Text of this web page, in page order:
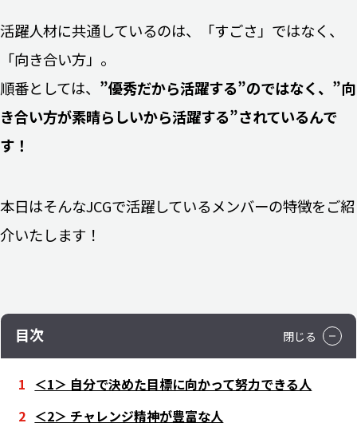
活躍人材に共通しているのは、「すごさ」ではなく、
「向き合い方」。
順番としては、 ”優秀だから活躍する”のではなく、”向
き合い方が素晴らしいから活躍する”されているんで
す！
本日はそんなJCGで活躍しているメンバーの特徴をご紹
介いたします！
目次
＜1＞ 自分で決めた目標に向かって努力できる人
＜2＞ チャレンジ精神が豊富な人